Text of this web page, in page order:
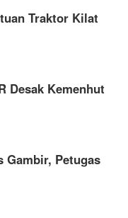
Traktor Kilat
Desak Kemenhut
Gambir, Petugas